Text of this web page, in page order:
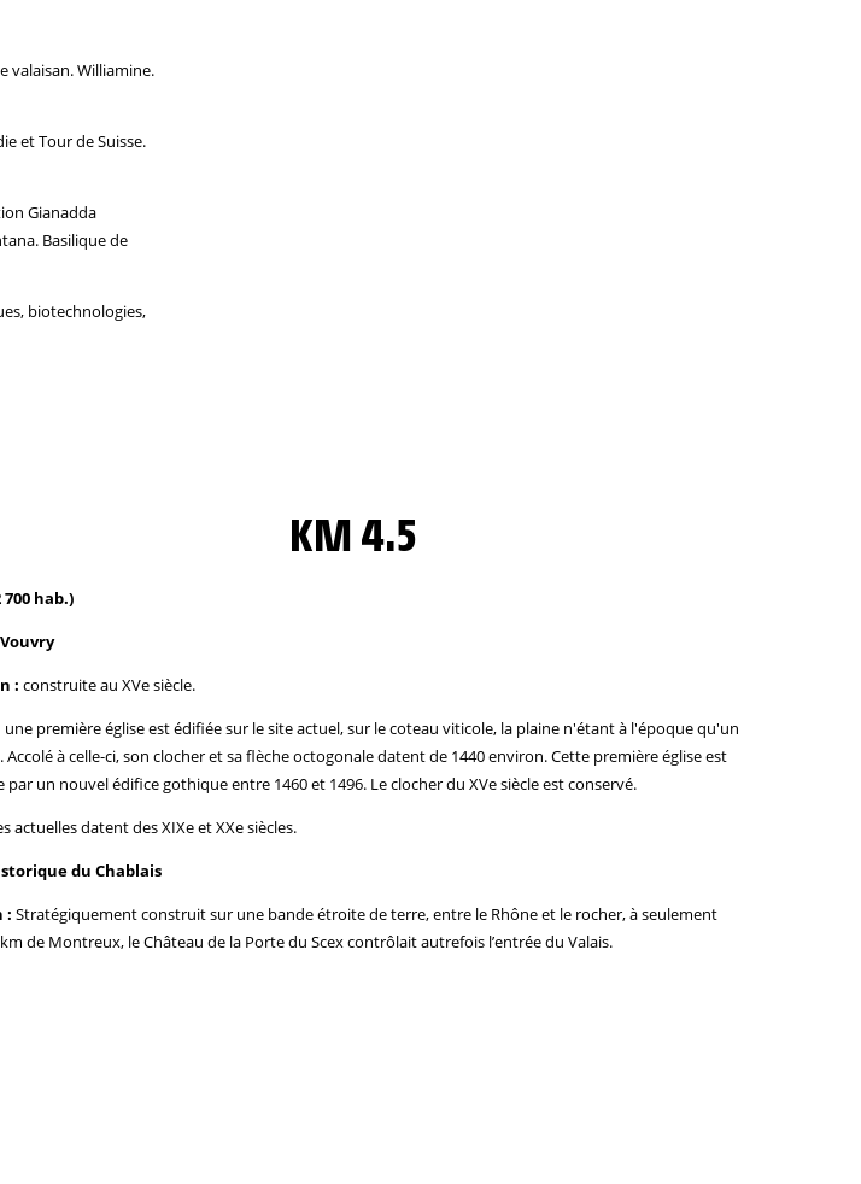
valaisan. Williamine.
et Tour de Suisse.
Gianadda
Basilique de
biotechnologies,
KM 4.5
hab.)
: construite au XVe siècle.
une première église est édifiée sur le site actuel, sur le coteau viticole, la plaine n'étant à l'époque qu'un
Accolé à celle-ci, son clocher et sa flèche octogonale datent de 1440 environ. Cette première église est
par un nouvel édifice gothique entre 1460 et 1496. Le clocher du XVe siècle est conservé.
actuelles datent des XIXe et XXe siècles.
du Chablais
: Stratégiquement construit sur une bande étroite de terre, entre le Rhône et le rocher, à seulement
de Montreux, le Château de la Porte du Scex contrôlait autrefois l’entrée du Valais.